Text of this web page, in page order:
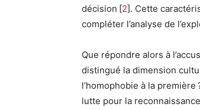
décision [2]. Cette
compléter l’analyse de
Que répondre alors à
distingué la dimension
l’homophobie à la première
lutte pour la